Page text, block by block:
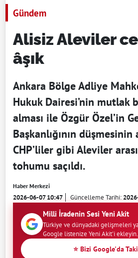
Gündem
Alisiz Aleviler
âşık
Ankara Bölge Adliye
Hukuk Dairesi’nin mutlak
alması ile Özgür Özel’in
Başkanlığının düşmesinin
CHP’liler gibi Aleviler
tohumu saçıldı.
Haber Merkezi
2026-06-07 10:47 Güncelleme Tarihi:
Milli İradenin Sesi Yeni Akit
Türkiye ve dünyadaki gelişmeleri
Google listenize Yeni Akit'i ekleyin.
⭐ Bizi Google'da